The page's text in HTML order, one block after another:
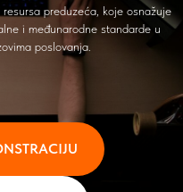
preduzeća, koje osnažuje
i međunarodne standarde u
poslovanja.